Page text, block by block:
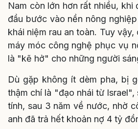
Nam còn lớn hơn rất nhiều,
đầu bước vào nền nông
khái niệm rau an toàn. Tuy vậy,
máy móc công nghệ phục vụ
là "kẽ hở" cho những người
Dù gặp không ít dèm pha, bị
thậm chí là "đạo nhái từ
tính, sau 3 năm về nước, nhờ
anh đã trả hết khoản nợ 4 tỷ